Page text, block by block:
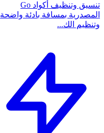
تنسيق وتنظيف أكواد Go
المصدرية بمسافة بادئة واضحة
وتنظيم الك...